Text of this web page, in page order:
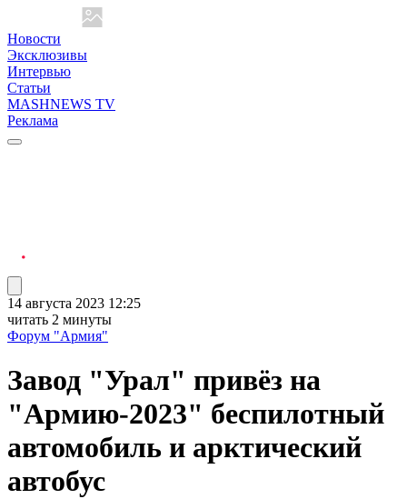
Новости
Эксклюзивы
Интервью
Статьи
MASHNEWS TV
Реклама
14 августа 2023 12:25
читать 2 минуты
Форум "Армия"
Завод "Урал" привёз на
"Армию-2023" беспилотный
автомобиль и арктический
автобус